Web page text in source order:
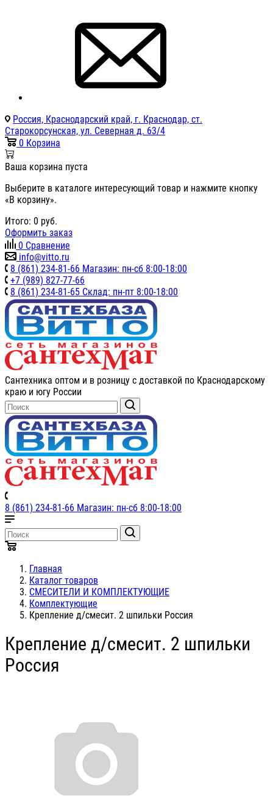
Россия, Краснодарский край, г. Краснодар, ст.
Старокорсунская, ул. Северная д. 63/4
0 Корзина
Ваша корзина пуста
Выберите в каталоге интересующий товар и нажмите кнопку
«В корзину».
Итого: 0 руб.
Оформить заказ
0 Сравнение
info@vitto.ru
8 (861) 234-81-66 Магазин: пн-сб 8:00-18:00
+7 (989) 827-77-66
8 (861) 234-81-65 Склад: пн-пт 8:00-18:00
Сантехника оптом и в розницу с доставкой по Краснодарскому
краю и югу России
8 (861) 234-81-66 Магазин: пн-сб 8:00-18:00
Главная
Каталог товаров
СМЕСИТЕЛИ И КОМПЛЕКТУЮЩИЕ
Комплектующие
Крепление д/смесит. 2 шпильки Россия
Крепление д/смесит. 2 шпильки
Россия